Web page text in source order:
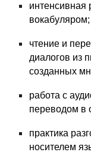
интенсивная
вокабуляром;
чтение и
диалогов из
созданных
работа с
переводом в
практика
носителем